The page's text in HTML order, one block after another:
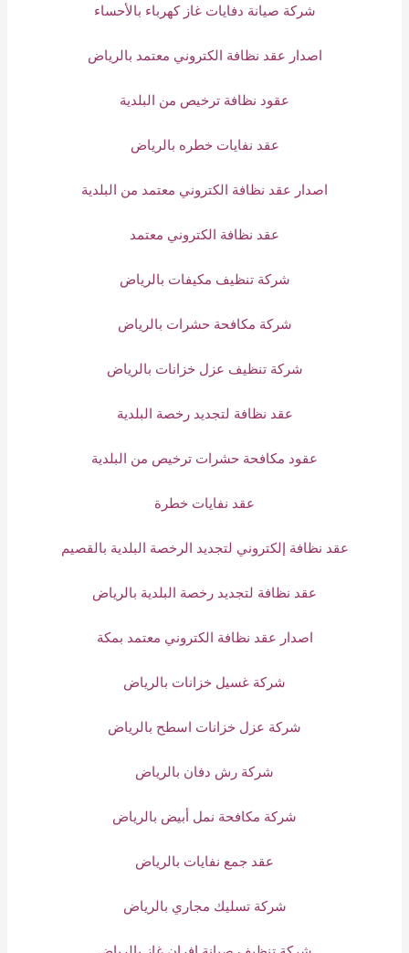
شركة صيانة دفايات غاز كهرباء بالأحساء
اصدار عقد نظافة الكتروني معتمد بالرياض
عقود نظافة ترخيص من البلدية
عقد نفايات خطره بالرياض
اصدار عقد نظافة الكتروني معتمد من البلدية
عقد نظافة الكتروني معتمد
شركة تنظيف مكيفات بالرياض
شركة مكافحة حشرات بالرياض
شركة تنظيف عزل خزانات بالرياض
عقد نظافة لتجديد رخصة البلدية
عقود مكافحة حشرات ترخيص من البلدية
عقد نفايات خطرة
عقد نظافة إلكتروني لتجديد الرخصة البلدية بالقصيم
عقد نظافة لتجديد رخصة البلدية بالرياض
اصدار عقد نظافة الكتروني معتمد بمكة
شركة غسيل خزانات بالرياض
شركة عزل خزانات اسطح بالرياض
شركة رش دفان بالرياض
شركة مكافحة نمل أبيض بالرياض
عقد جمع نفايات بالرياض
شركة تسليك مجاري بالرياض